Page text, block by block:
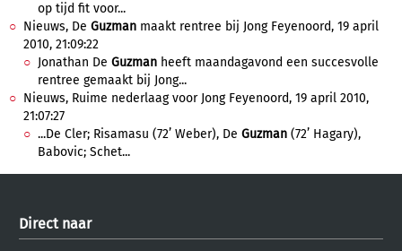
op tijd fit voor...
Nieuws, De Guzman maakt rentree bij Jong Feyenoord, 19 april
2010, 21:09:22
Jonathan De Guzman heeft maandagavond een succesvolle
rentree gemaakt bij Jong...
Nieuws, Ruime nederlaag voor Jong Feyenoord, 19 april 2010,
21:07:27
...De Cler; Risamasu (72’ Weber), De Guzman (72’ Hagary),
Babovic; Schet...
Direct naar